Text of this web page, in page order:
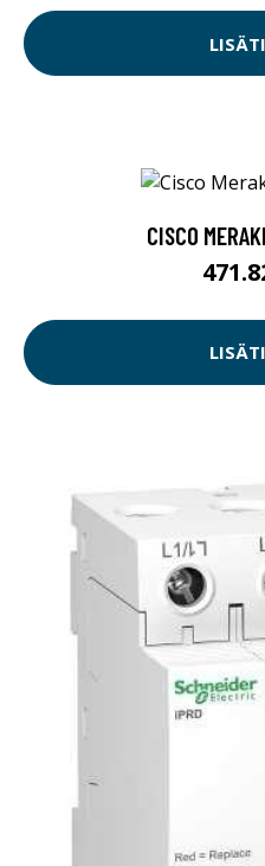
CISCO